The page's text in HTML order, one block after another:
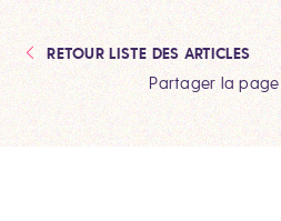
RETOUR LISTE DES ARTICLES
Partager la page